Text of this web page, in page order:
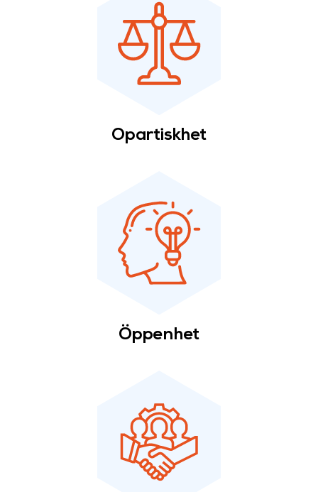
Opartiskhet
Öppenhet